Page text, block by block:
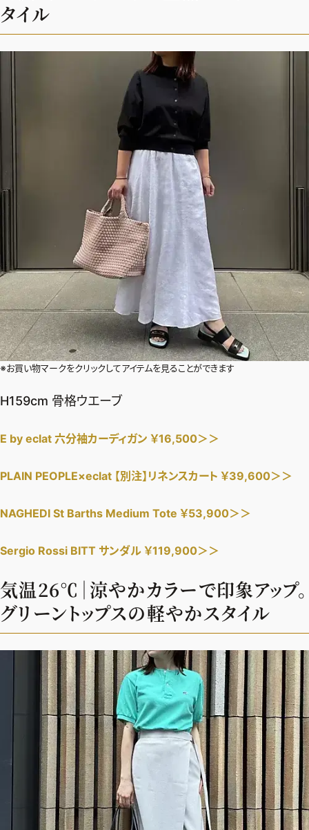
タイル
※お買い物マークをクリックしてアイテムを見ることができます
H159cm 骨格ウエーブ
E by eclat 六分袖カーディガン ￥16,500＞＞
PLAIN PEOPLE×eclat 【別注】リネンスカート ￥39,600＞＞
NAGHEDI St Barths Medium Tote ￥53,900＞＞
Sergio Rossi BITT サンダル ￥119,900＞＞
気温26℃｜涼やかカラーで印象アップ。
グリーントップスの軽やかスタイル